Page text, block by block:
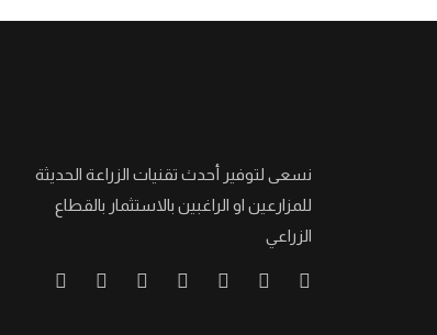
نسعى لتوفير أحدث تقنيات الزراعة الحديثة
للمزارعين او الراغبين بالاستثمار بالقطاع
الزراعي